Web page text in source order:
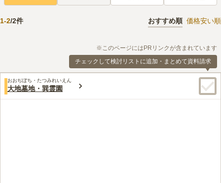
1-2/2件 おすすめ順 価格安い順
※このページにはPRリンクが含まれています
チェックして検討リストに追加・まとめて資料請求
おおぢぼち・たつみれいえん
大地墓地・巽霊園